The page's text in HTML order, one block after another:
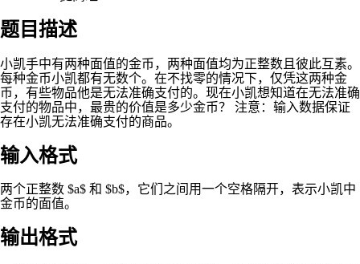
题目描述
小凯手中有两种面值的金币，两种面值均为正整数且彼此互素。
每种金币小凯都有无数个。在不找零的情况下，仅凭这两种金
币，有些物品他是无法准确支付的。现在小凯想知道在无法准确
支付的物品中，最贵的价值是多少金币？ 注意：输入数据保证
存在小凯无法准确支付的商品。
输入格式
两个正整数 $a$ 和 $b$，它们之间用一个空格隔开，表示小凯中
金币的面值。
输出格式